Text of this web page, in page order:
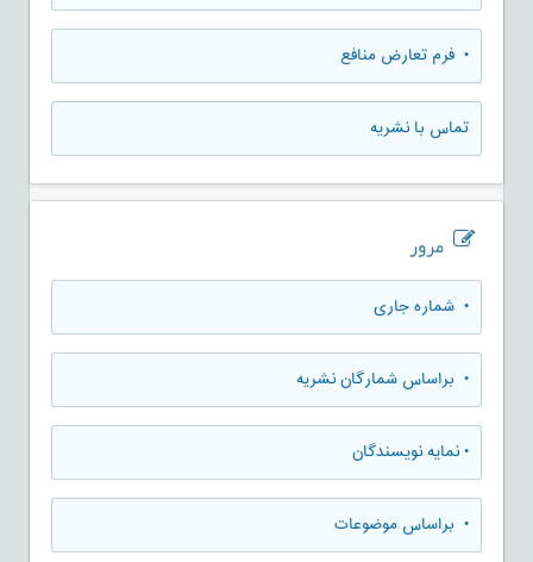
• فرم تعارض منافع
تماس با نشریه
مرور
• شماره جاری
• براساس شمارگان نشریه
•نمایه نویسندگان
• براساس موضوعات